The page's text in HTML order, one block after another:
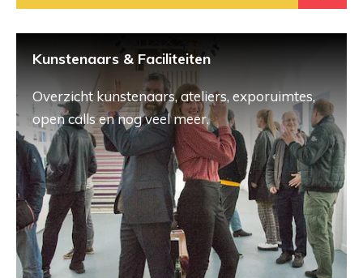
Kunstenaars & Faciliteiten
Overzicht kunstenaars, ateliers, exporuimtes,
open calls en nog veel meer.